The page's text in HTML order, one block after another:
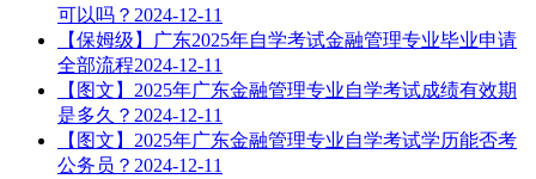
可以吗？ 2024-12-11
【保姆级】广东2025年自学考试金融管理专业毕业申请
全部流程2024-12-11
【图文】2025年广东金融管理专业自学考试成绩有效期
是多久？ 2024-12-11
【图文】2025年广东金融管理专业自学考试学历能否考
公务员？ 2024-12-11